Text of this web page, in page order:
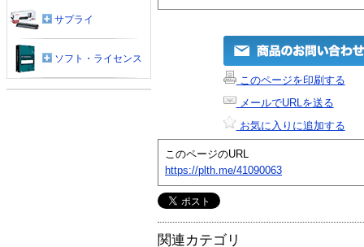
このページを印刷する
メールでURLを送る
お気に入りに追加する
このページのURL
https://plth.me/41090063
関連カテゴリ
サプライ
ソフト・ライセンス